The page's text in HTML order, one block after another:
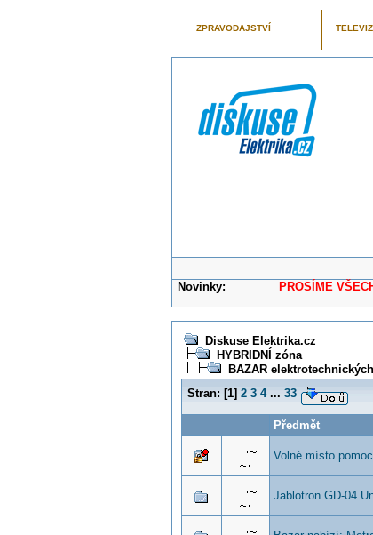
ZPRAVODAJSTVÍ
Novinky: PROSÍME VŠECHNY
Diskuse Elektrika.cz
HYBRIDNÍ zóna
BAZAR
Stran: [1] 2 3 4 ... 33
Předmět
Volné místo
Jablotron GD-04